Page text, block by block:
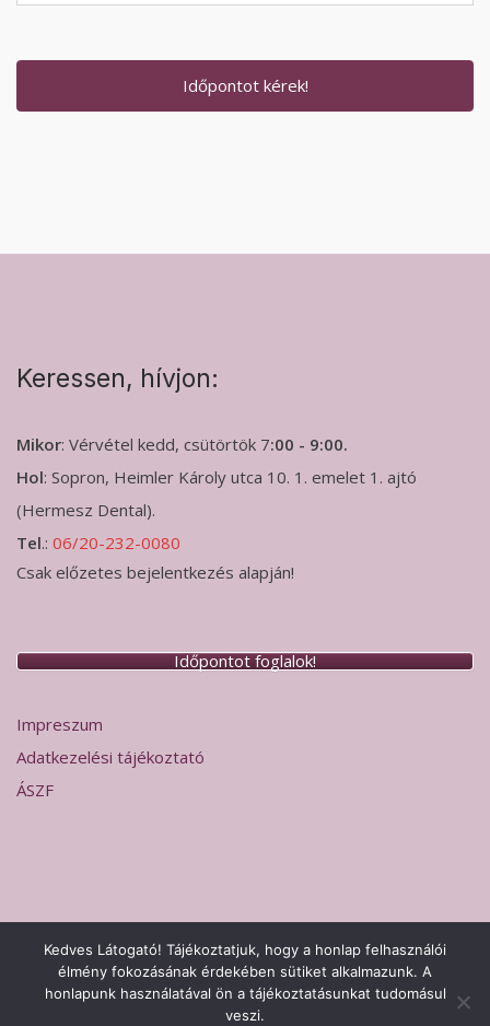
Időpontot kérek!
Keressen, hívjon:
Mikor: Vérvétel kedd, csütörtök 7:00 - 9:00.
Hol: Sopron, Heimler Károly utca 10. 1. emelet 1. ajtó
(Hermesz Dental).
Tel.: 06/20-232-0080
Csak előzetes bejelentkezés alapján!
Időpontot foglalok!
Impreszum
Adatkezelési tájékoztató
ÁSZF
2026 © Hermesz Labor Sopron Adatkezelési tájékoztató
Theme
bySiteOrigin
Kedves Látogató! Tájékoztatjuk, hogy a honlap felhasználói
élmény fokozásának érdekében sütiket alkalmazunk. A
honlapunk használatával ön a tájékoztatásunkat tudomásul
veszi.